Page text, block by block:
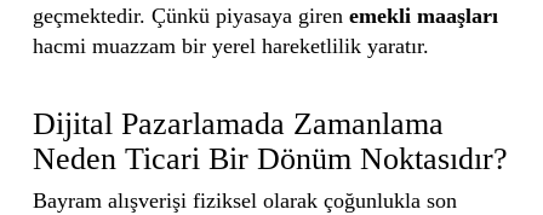
geçmektedir. Çünkü piyasaya giren emekli maaşları
hacmi muazzam bir yerel hareketlilik yaratır.
Dijital Pazarlamada Zamanlama
Neden Ticari Bir Dönüm Noktasıdır?
Bayram alışverişi fiziksel olarak çoğunlukla son